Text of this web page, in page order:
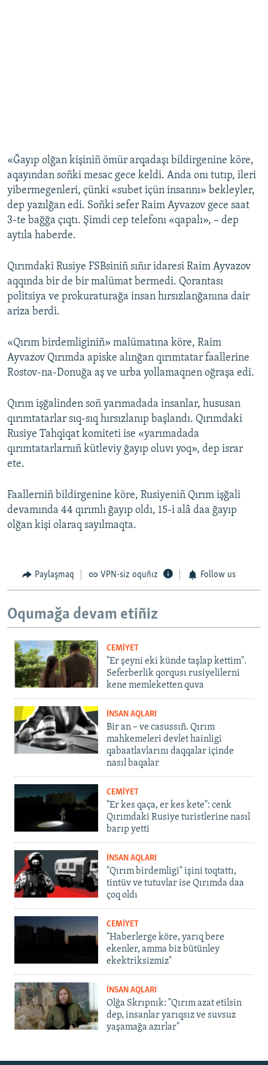
«Ğayıp olğan kişiniñ ömür arqadaşı bildirgenine köre,
aqayından soñki mesac gece keldi. Anda onı tutıp, ileri
yibermegenleri, çünki «subet içün insannı» bekleyler,
dep yazılğan edi. Soñki sefer Raim Ayvazov gece saat
3-te bağğa çıqtı. Şimdi cep telefonı «qapalı», – dep
aytıla haberde.
Qırımdaki Rusiye FSBsiniñ sıñır idaresi Raim Ayvazov
aqqında bir de bir malümat bermedi. Qorantası
politsiya ve prokuraturağa insan hırsızlanğanına dair
ariza berdi.
«Qırım birdemliginiñ» malümatına köre, Raim
Ayvazov Qırımda apiske alınğan qırımtatar faallerine
Rostov-na-Donuğa aş ve urba yollamaqnen oğraşa edi.
Qırım işğalinden soñ yarımadada insanlar, hususan
qırımtatarlar sıq-sıq hırsızlanıp başlandı. Qırımdaki
Rusiye Tahqiqat komiteti ise «yarımadada
qırımtatarlarnıñ kütleviy ğayıp oluvı yoq», dep israr
ete.
Faallerniñ bildirgenine köre, Rusiyeniñ Qırım işğali
devamında 44 qırımlı ğayıp oldı, 15-i alâ daa ğayıp
olğan kişi olaraq sayılmaqta.
Paylaşmaq VPN-siz oquñız Follow us
Oqumağa devam etiñiz
CEMİYET
"Er şeyni eki künde taşlap kettim".
Seferberlik qorqusı rusiyelilerni
kene memleketten quva
İNSAN AQLARI
Bir an – ve casussıñ. Qırım
mahkemeleri devlet hainligi
qabaatlavlarını daqqalar içinde
nasıl baqalar
CEMİYET
"Er kes qaça, er kes kete": cenk
Qırımdaki Rusiye turistlerine nasıl
barıp yetti
İNSAN AQLARI
"Qırım birdemligi" işini toqtattı,
tintüv ve tutuvlar ise Qırımda daa
çoq oldı
CEMİYET
"Haberlerge köre, yarıq bere
ekenler, amma biz bütünley
ekektriksizmiz"
İNSAN AQLARI
Olğa Skrıpnık: "Qırım azat etilsin
dep, insanlar yarıqsız ve suvsuz
yaşamağa azırlar"